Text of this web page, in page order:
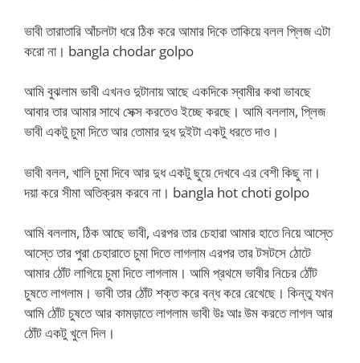
ভাবী তারাতারি আঁচলটা ধরে ঠিক করে আমার দিকে তাকিয়ে বলল প্লিজ এটা
করো না। bangla chodar golpo
আমি বুঝলাম ভাবী এখনও দুটানায় আছে একদিকে স্বামীর কথা ভাবছে
আবার তার আমার সাথে সেক্স করতেও ইচ্ছে করছে। আমি বললাম, প্লিজ
ভাবী একটু চুমা দিতে আর তোমার দুধ দুইটা একটু ধরতে দাও।
ভাবী বলল, খালি চুমা দিবে আর দুধ একটু ছুয়ে দেখবে এর বেশী কিছু না।
দয়া করে সীমা অতিক্রম করবে না। bangla hot choti golpo
আমি বললাম, ঠিক আছে ভাবী, এরপর তার চেহারা আমার হাতে নিয়ে আস্তে
আস্তে তার পুরা চেহারাতে চুমা দিতে লাগলাম এরপর তার টসটসে ঠোটে
আমার ঠোঁট লাগিয়ে চুমা দিতে লাগলাম। আমি প্রথমে ভাবীর নিচের ঠোঁট
চুষতে লাগলাম। ভাবী তার ঠোঁট শক্ত করে বন্ধ করে রেখেছে। কিন্তু যখন
আমি ঠোঁট চুষতে আর কামড়াতে লাগলাম ভাবী উঃ আঃ উম করতে লাগল আর
ঠোঁট একটু খুলে দিল।